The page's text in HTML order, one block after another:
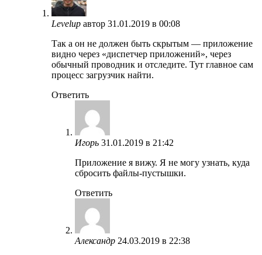
Levelup автор 31.01.2019 в 00:08
Так а он не должен быть скрытым — приложение
видно через «диспетчер приложений», через
обычный проводник и отследите. Тут главное сам
процесс загрузчик найти.
Ответить
Игорь 31.01.2019 в 21:42
Приложение я вижу. Я не могу узнать, куда
сбросить файлы-пустышки.
Ответить
Александр 24.03.2019 в 22:38